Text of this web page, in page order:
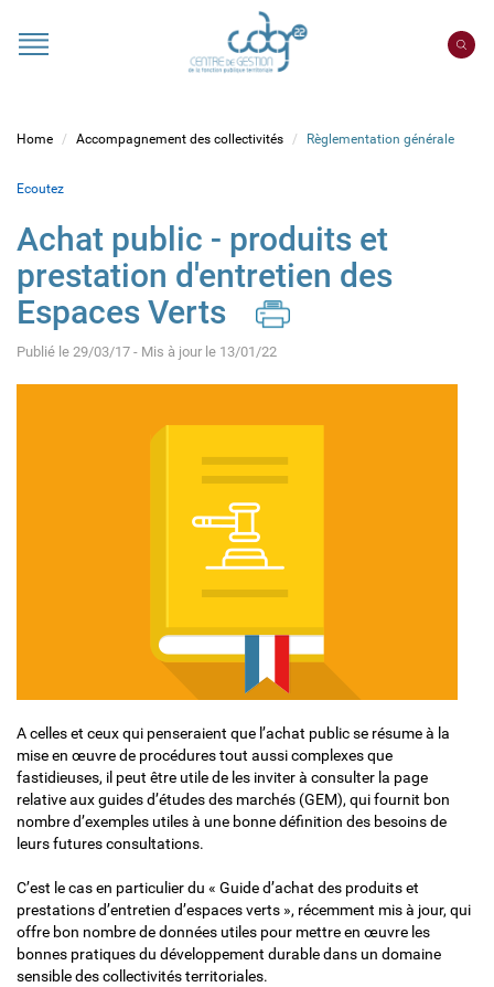
CDG
Home Accompagnement des collectivités Règlementation générale
Ecoutez
Achat public - produits et
prestation d'entretien des
Espaces Verts
Publié le 29/03/17 - Mis à jour le 13/01/22
A celles et ceux qui penseraient que l’achat public se résume à la
mise en œuvre de procédures tout aussi complexes que
fastidieuses, il peut être utile de les inviter à consulter la page
relative aux guides d’études des marchés (GEM), qui fournit bon
nombre d’exemples utiles à une bonne définition des besoins de
leurs futures consultations.
C’est le cas en particulier du « Guide d’achat des produits et
prestations d’entretien d’espaces verts », récemment mis à jour, qui
offre bon nombre de données utiles pour mettre en œuvre les
bonnes pratiques du développement durable dans un domaine
sensible des collectivités territoriales.